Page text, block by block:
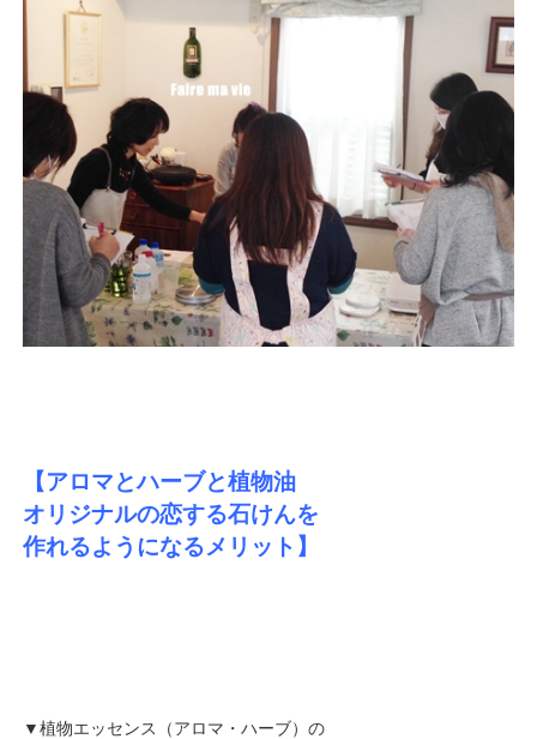
【アロマとハーブと植物油
オリジナルの恋する石けんを
作れるようになるメリット】
▼植物エッセンス（アロマ・ハーブ）の